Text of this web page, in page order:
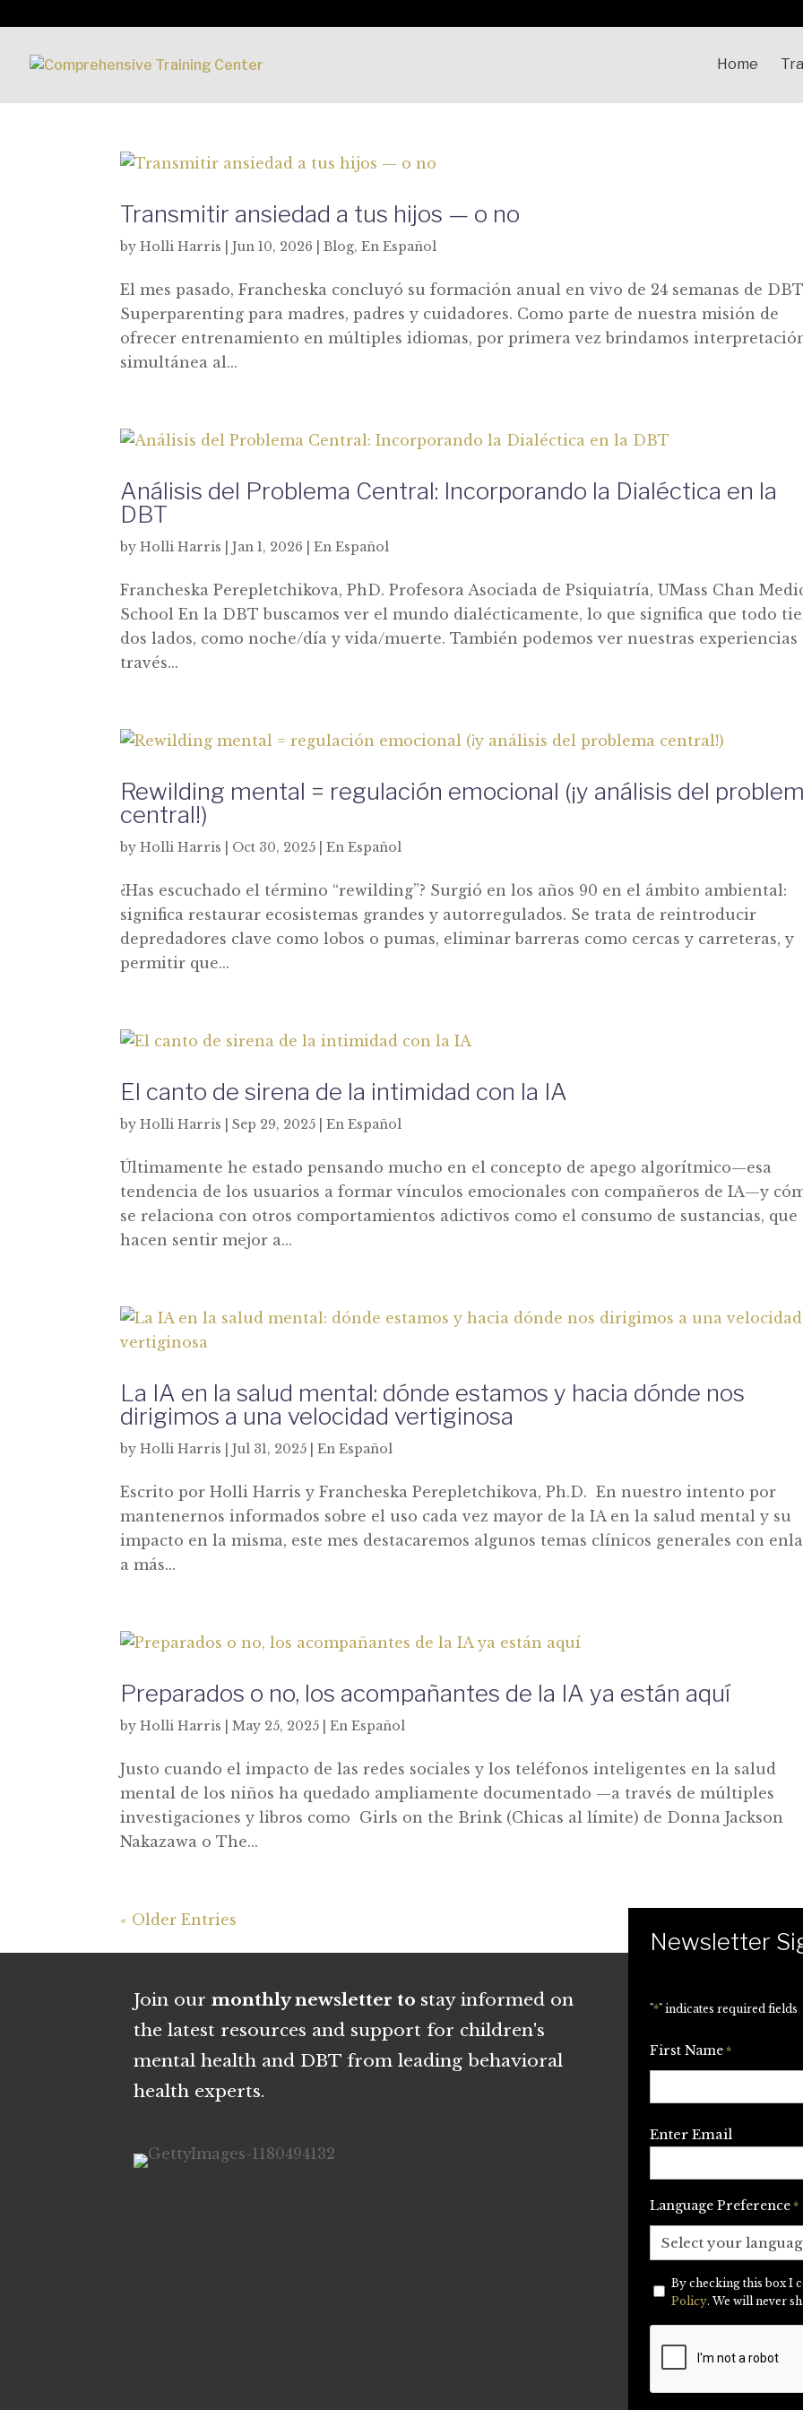
Home
Transmitir ansiedad a tus hijos — o no
byHolli Harris |Jun 10, 2026 |Blog,En Español
El mes pasado, Francheska concluyó su formación anual en vivo de 24 semanas de
Superparenting para madres, padres y cuidadores. Como parte de nuestra misión de
ofrecer entrenamiento en múltiples idiomas, por primera vez brindamos
simultánea al...
Análisis del Problema Central: Incorporando la Dialéctica en la
DBT
byHolli Harris |Jan 1, 2026 |En Español
Francheska Perepletchikova, PhD. Profesora Asociada de Psiquiatría, UMass Chan
School En la DBT buscamos ver el mundo dialécticamente, lo que significa que todo
dos lados, como noche/día y vida/muerte. También podemos ver nuestras experiencias
través...
Rewilding mental = regulación emocional (¡y análisis del
central!)
byHolli Harris Oct 30, 2025 |En Español
¿Has escuchado el término “rewilding”? Surgió en los años 90 en el ámbito ambiental:
significa restaurar ecosistemas grandes y autorregulados. Se trata de reintroducir
depredadores clave como lobos o pumas, eliminar barreras como cercas y carreteras, y
permitir que...
El canto de sirena de la intimidad con la IA
byHolli Harris |Sep 29, 2025 |En Español
Últimamente he estado pensando mucho en el concepto de apego algorítmico—esa
tendencia de los usuarios a formar vínculos emocionales con compañeros de IA—y
se relaciona con otros comportamientos adictivos como el consumo de sustancias, que
hacen sentir mejor a...
La IA en la salud mental: dónde estamos y hacia dónde nos
dirigimos a una velocidad vertiginosa
byHolli Harris |Jul 31, 2025 |En Español
Escrito por Holli Harris y Francheska Perepletchikova, Ph.D. En nuestro intento por
mantenernos informados sobre el uso cada vez mayor de la IA en la salud mental y su
impacto en la misma, este mes destacaremos algunos temas clínicos generales con
a más...
Preparados o no, los acompañantes de la IA ya están aquí
byHolli Harris |May 25, 2025 |En Español
Justo cuando el impacto de las redes sociales y los teléfonos inteligentes en la salud
mental de los niños ha quedado ampliamente documentado —a través de múltiples
investigaciones y libros como Girls on the Brink (Chicas al límite) de Donna Jackson
Nakazawa o The...
« Older Entries
Join ourmonthly newsletter to stay informed on
the latest resources and support for children's
mental health and DBT from leading behavioral
health experts.
Newsletter
"*" indicates required fields
First Name *
Email
Enter Email
Language Preference *
Privacy
By checking this box I
Policy. We will never